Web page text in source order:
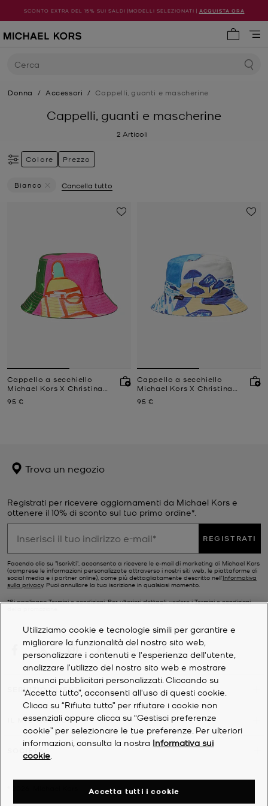
SCONTO EXTRA DEL 15% SUI SALDI |MODELLI SELEZIONATI | ACQUISTA ORA
Cerca
Donna / Accessori / Cappelli, guanti e mascherine
Cappelli, guanti e mascherine
2 Articoli
Colore Prezzo
Bianco
Cancella tutto
Cappello a secchiello
Michael Kors X Christina
Prezzo attuale
95 €
Cappello a secchiello
Michael Kors X Christina
Prezzo attuale
95 €
Trova un negozio
Registrati per ricevere aggiornamenti da Michael Kors e
ottenere il 10% di sconto sul tuo primo ordine*.
REGISTRATI
Facendo clic su "Iscriviti", acconsento a ricevere le e-mail di marketing di Michael Kors
(comprese le informazioni personalizzate attraverso i nostri siti web, le piattaforme di
social media e i partner online), come più dettagliatamente descritto nell’Informativa
sulla privacy. Puoi annullare la tua iscrizione in qualsiasi momento.
*Si applicano Termini e condizioni. Per ulteriori dettagli, vedere iTermini e condizioni
SERVIZIO CLIENTI
IL MIO ACCOUNT
SOCIETÀ
Utilizziamo cookie e tecnologie simili per garantire e
migliorare la funzionalità del nostro sito web,
personalizzare i contenuti e l'esperienza dell'utente,
analizzare l'utilizzo del nostro sito web e mostrare
annunci pubblicitari personalizzati. Cliccando su
“Accetta tutto”, acconsenti all'uso di questi cookie.
Clicca su “Rifiuta tutto” per rifiutare i cookie non
essenziali oppure clicca su “Gestisci preferenze
cookie” per selezionare le tue preferenze. Per ulteriori
informazioni, consulta la nostra Informativa sui
cookie
Accetta tutti i cookie